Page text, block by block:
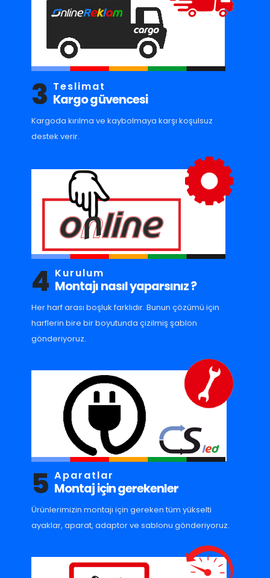
3 Teslimat
Kargo güvencesi
Kargoda kırılma ve kaybolmaya karşı koşulsuz
destek verir.
4 Kurulum
Montajı nasıl yaparsınız ?
Her harf arası boşluk farklıdır. Bunun çözümü için
harflerin bire bir boyutunda çizilmiş şablon
gönderiyoruz.
5 Aparatlar
Montaj için gerekenler
Ürünlerimizin montajı için gereken tüm yükselti
ayaklar, aparat, adaptor ve sablonu gönderiyoruz.